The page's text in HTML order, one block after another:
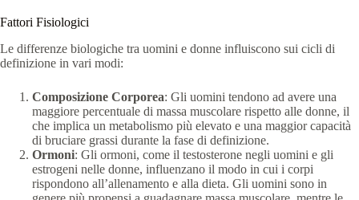
Fattori Fisiologici
Le differenze biologiche tra uomini e donne influiscono sui cicli di
definizione in vari modi:
Composizione Corporea: Gli uomini tendono ad avere una
maggiore percentuale di massa muscolare rispetto alle donne, il
che implica un metabolismo più elevato e una maggior capacità
di bruciare grassi durante la fase di definizione.
Ormoni: Gli ormoni, come il testosterone negli uomini e gli
estrogeni nelle donne, influenzano il modo in cui i corpi
rispondono all’allenamento e alla dieta. Gli uomini sono in